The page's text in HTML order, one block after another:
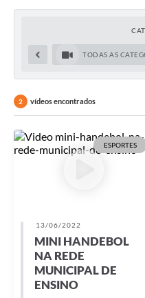
Transparência
Notícias
Contratos
Galeria de Fotos
TODAS AS
2 vídeos encontrados
ESPORTES
13/06/2022
MINI HANDEBOL
NA REDE
MUNICIPAL DE
ENSINO